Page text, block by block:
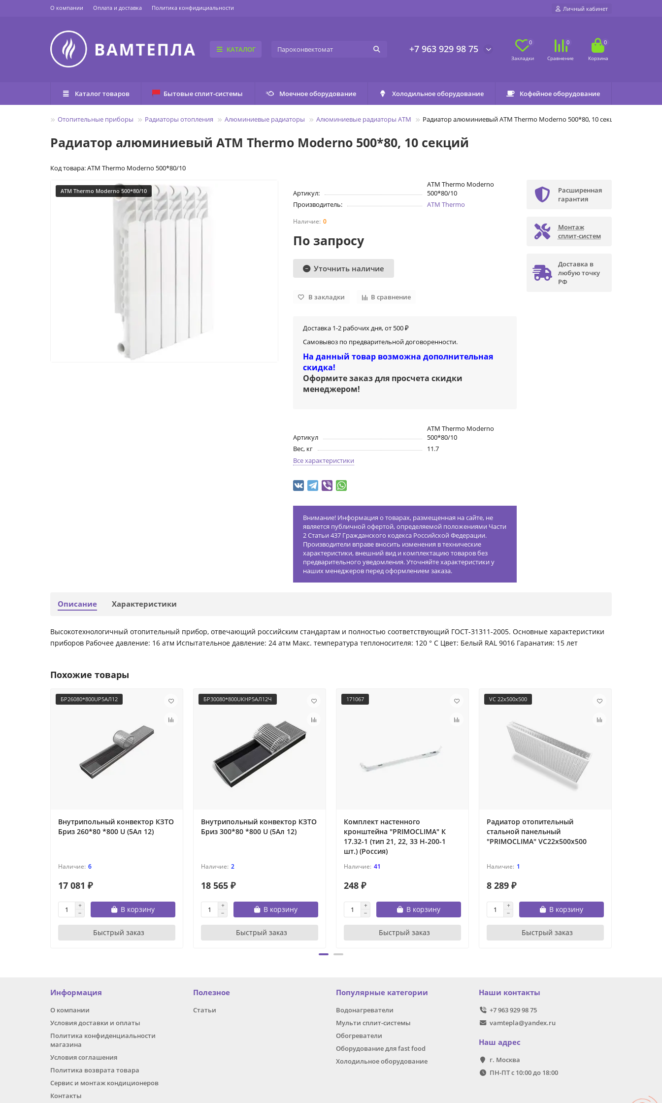
О компании Оплата и доставка Политика конфидициальности Личный кабинет
КАТАЛОГ +7 963 929 98 75
0 0 0
Каталог товаров Бытовые сплит-системы Моечное оборудование Холодильное оборудование Кофейное оборудование
Отопительные приборы Радиаторы отопления Алюминиевые радиаторы Алюминиевые радиаторы ATM Радиатор алюминиевый ATM Thermo Moderno 500*80, 10 секций
Радиатор алюминиевый ATM Thermo Moderno 500*80, 10 секций
Код товара: ATM Thermo Moderno 500*80/10
ATM Thermo Moderno 500*80/10 Артикул:
ATM Thermo Moderno
500*80/10
Производитель:
ATM Thermo
0
По запросу
Уточнить наличие
В закладки В сравнение
Доставка 1-2 рабочих дня, от 500 ₽
Самовывоз по предварительной договоренности.
На данный товар возможна дополнительная
скидка!
Оформите заказ для просчета скидки
менеджером!
Артикул
ATM Thermo Moderno
500*80/10
Вес, кг
11.7
Все характеристики
Внимание! Информация о товарах, размещенная на сайте, не
является публичной офертой, определяемой положениями Части
2 Статьи 437 Гражданского кодекса Российской Федерации.
Производители вправе вносить изменения в технические
характеристики, внешний вид и комплектацию товаров без
предварительного уведомления. Уточняйте характеристики у
наших менеджеров перед оформлением заказа.
Расширенная
гарантия
Монтаж
сплит-систем
Доставка в
любую точку
РФ
Описание Характеристики
Высокотехнологичный отопительный прибор, отвечающий российским стандартам и полностью соответствующий ГОСТ-31311-2005. Основные характеристики
приборов Рабочее давление: 16 атм Испытательное давление: 24 атм Макс. температура теплоносителя: 120 ° С Цвет: Белый RAL 9016 Гаранатия: 15 лет
Похожие товары
БР26080*800UР5АЛ12
Внутрипольный конвектор КЗТО
Бриз 260*80 *800 U (5Ал 12)
6
17 081 ₽
В корзину
Быстрый заказ
БР30080*800UКНР5АЛ12Ч
Внутрипольный конвектор КЗТО
Бриз 300*80 *800 U (5Ал 12)
2
18 565 ₽
В корзину
Быстрый заказ
171067
Комплект настенного
кронштейна "PRIMOCLIMA" К
17.32-1 (тип 21, 22, 33 H-200-1
шт.) (Россия)
41
248 ₽
В корзину
Быстрый заказ
VC 22х500х500
Радиатор отопительный
стальной панельный
"PRIMOCLIMA" VC22х500х500
1
8 289 ₽
В корзину
Быстрый заказ
Информация
О компании
Условия доставки и оплаты
Политика конфиденциальности
магазина
Условия соглашения
Политика возврата товара
Сервис и монтаж кондиционеров
Контакты
Полезное
Статьи
Популярные категории
Водонагреватели
Мульти сплит-системы
Обогреватели
Оборудование для fast food
Холодильное оборудование
Наши контакты
+7 963 929 98 75
vamtepla@yandex.ru
Наш адрес
г. Москва
ПН-ПТ с 10:00 до 18:00